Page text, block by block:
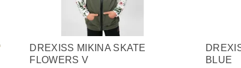
DREXISS MIKINA SKATE
FLOWERS V
BLUE